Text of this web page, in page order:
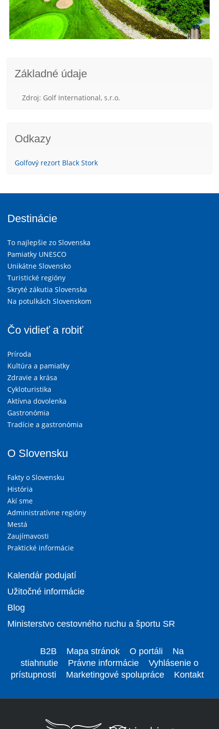
Základné údaje
Zdroj: Golf International, s.r.o.
Odkazy
Golfový rezort Black Stork
Destinácie
To najlepšie zo Slovenska
Pamiatky UNESCO
Unikátne Slovensko
Turistické regióny
Skryté zákutia Slovenska
Na potulkách Slovenskom
Čo vidieť a robiť
Príroda
Kultúra a pamiatky
Zdravie a krása
Cykloturistika
Aktívna dovolenka
Gastronómia
Tradície a gastronómia
O Slovensku
Fakty o Slovensku
História
Akí sme
Administratívne regióny
Mestá
Zaujímavosti
Praktické informácie
Kalendár podujatí
Užitočné informácie
Blog
Ministerstvo cestovného ruchu a športu SR
B2B Mapa stránok O portáli
Na
stiahnutie
Právne informácie
Vyhlásenie o
prístupnosti
Marketingové spolupráce Kontakt